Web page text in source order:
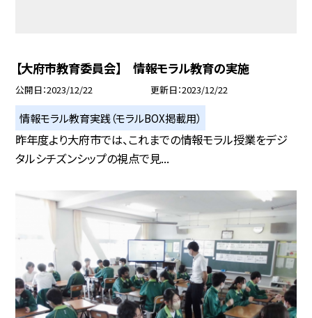
【大府市教育委員会】 情報モラル教育の実施
公開日 2023/12/22 更新日 2023/12/22
情報モラル教育実践（モラルBOX掲載用）
昨年度より大府市では、これまでの情報モラル授業をデジ
タルシチズンシップの視点で見...